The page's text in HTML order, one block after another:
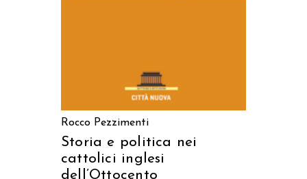
Rocco Pezzimenti
Storia e politica nei
cattolici inglesi
dell’Ottocento